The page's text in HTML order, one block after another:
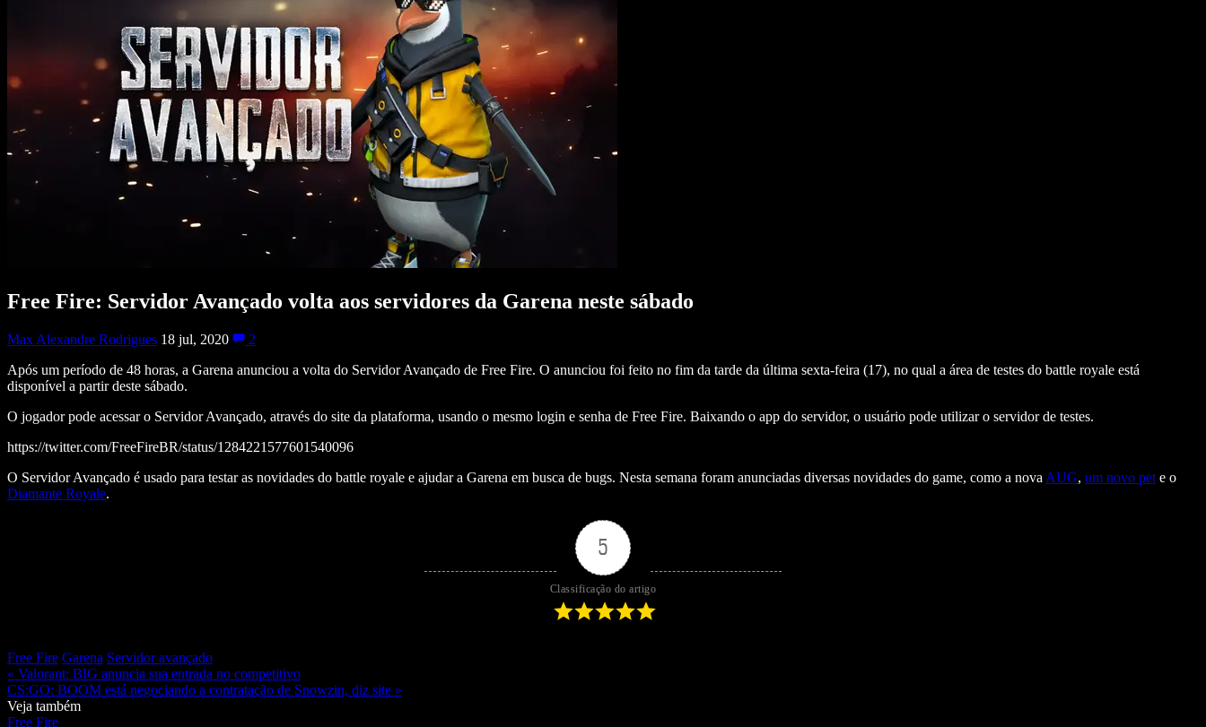
Free Fire: Servidor Avançado volta aos servidores da Garena neste sábado
Max Alexandre Rodrigues 18 jul, 2020
2
Após um período de 48 horas, a Garena anunciou a volta do Servidor Avançado de Free Fire. O anunciou foi feito no fim da tarde da última sexta-feira (17), no qual a área de testes do battle royale está
disponível a partir deste sábado.
O jogador pode acessar o Servidor Avançado, através do site da plataforma, usando o mesmo login e senha de Free Fire. Baixando o app do servidor, o usuário pode utilizar o servidor de testes.
https://twitter.com/FreeFireBR/status/1284221577601540096
O Servidor Avançado é usado para testar as novidades do battle royale e ajudar a Garena em busca de bugs. Nesta semana foram anunciadas diversas novidades do game, como a nova AUG, um novo pet e o
Diamante Royale.
5
Classificação do artigo
Free Fire Garena Servidor avançado
« Valorant: BIG anuncia sua entrada no competitivo
CS:GO: BOOM está negociando a contratação de Snowzin, diz site »
Veja também
Free Fire